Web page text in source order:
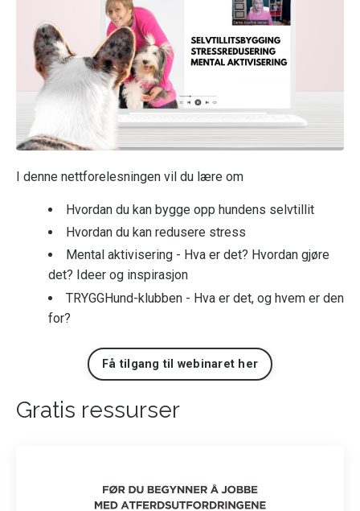
I denne nettforelesningen vil du lære om
Hvordan du kan bygge opp hundens selvtillit
Hvordan du kan redusere stress
Mental aktivisering - Hva er det? Hvordan gjøre
det? Ideer og inspirasjon
TRYGGHund-klubben - Hva er det, og hvem er den
for?
Få tilgang til webinaret her
Gratis ressurser